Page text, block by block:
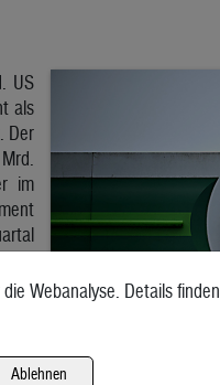
US
als
Der
im
einWebanalyse. Details finden
Ablehnen